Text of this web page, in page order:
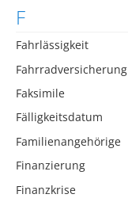
F
Fahrlässigkeit
Fahrradversicherung
Faksimile
Fälligkeitsdatum
Familienangehörige
Finanzierung
Finanzkrise